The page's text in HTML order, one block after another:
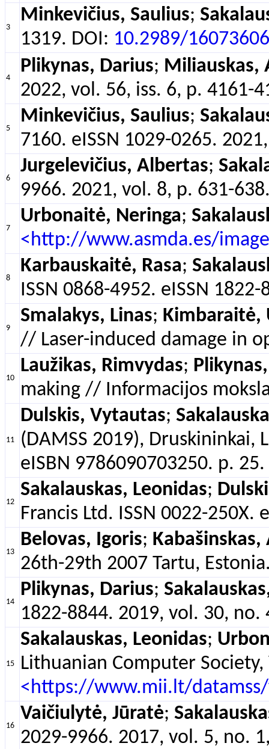
3
Minkevičius, Saulius;
1319. DOI: 10.2989/
4
Plikynas, Darius; Miliauskas,
2022, vol. 56, iss. 6, p. 4161-
5
Minkevičius, Saulius;
7160. eISSN 1029-0265.
6
Jurgelevičius, Albertas;
9966. 2021, vol. 8, p. 631-
7
Urbonaitė, Neringa;
<http://www.asmda.es/
8
Karbauskaitė, Rasa;
ISSN 0868-4952. eISSN
9
Smalakys, Linas; Kimbaraitė,
// Laser-induced damage in
10
Laužikas, Rimvydas;
making // Informacijos
11
Dulskis, Vytautas;
(DAMSS 2019),
eISBN 9786090703250. p.
12
Sakalauskas, Leonidas;
Francis Ltd. ISSN 0022-
13
Belovas, Igoris; Kabašinskas,
26th-29th 2007 Tartu,
14
Plikynas, Darius;
1822-8844. 2019, vol. 30,
15
Sakalauskas, Leonidas;
Lithuanian Computer
<https://www.mii.lt/datamss/
16
Vaičiulytė, Jūratė;
2029-9966. 2017, vol. 5, no.